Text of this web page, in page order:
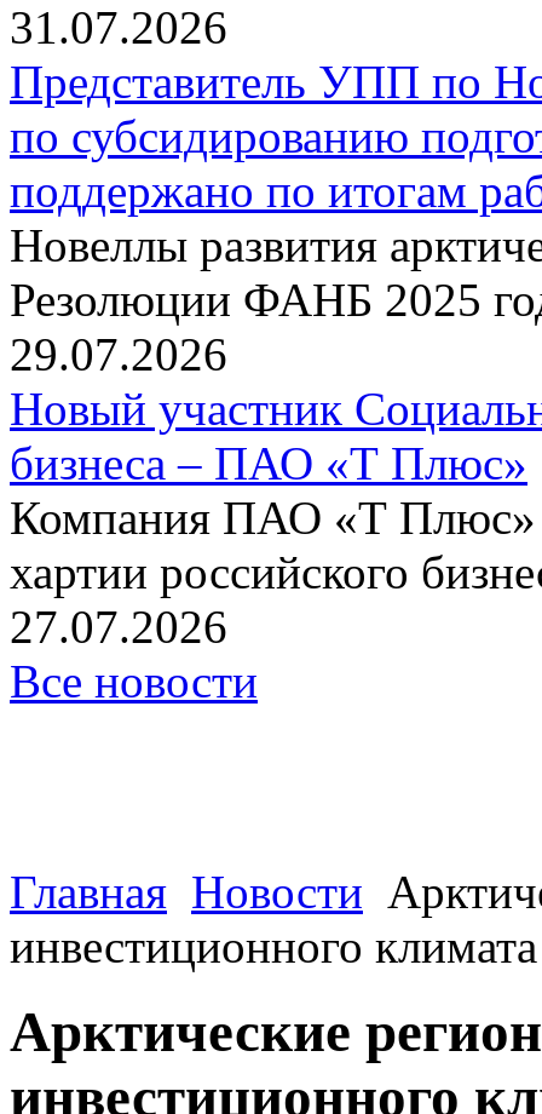
31.07.2026
Представитель УПП по
по субсидированию
поддержано по итогам
Новеллы развития
Резолюции ФАНБ 2025
29.07.2026
Новый участник
бизнеса – ПАО «Т Плюс»
Компания ПАО «Т Плюс»
хартии российского
27.07.2026
Все новости
Главная Новости
инвестиционного
Арктические
инвестиционного